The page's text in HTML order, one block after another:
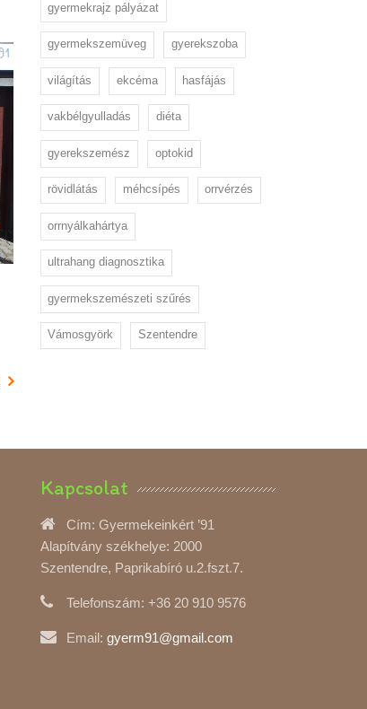
gyermekrajz pályázat
gyermekszemüveg gyerekszoba
világítás ekcéma hasfájás
vakbélgyulladás diéta
gyerekszemész optokid
rövidlátás méhcsípés orrvérzés
orrnyálkahártya
ultrahang diagnosztika
gyermekszemészeti szűrés
Vámosgyörk Szentendre
Kapcsolat
Cím: Gyermekeinkért ’91
Alapítvány székhelye: 2000
Szentendre, Paprikabíró u.2.fszt.7.
Telefonszám: +36 20 910 9576
Email: gyerm91@gmail.com